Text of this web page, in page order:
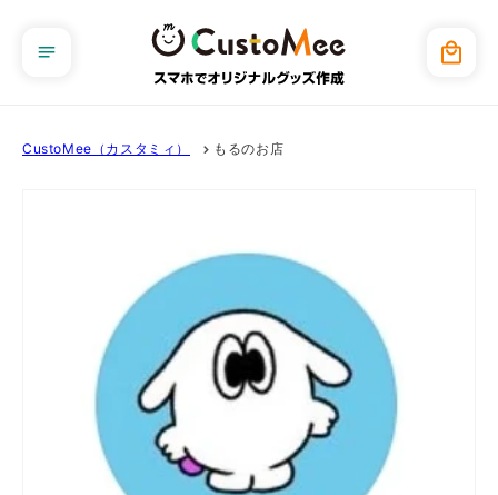
進む
ー
CustoMee（カスタミィ） もるのお店